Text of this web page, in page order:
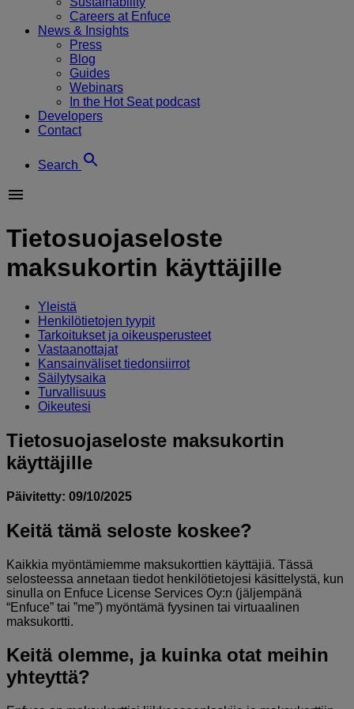
Careers at Enfuce
News & Insights
Press
Blog
Guides
Webinars
In the Hot Seat podcast
Developers
Contact
Search
Tietosuojaseloste
maksukortin käyttäjille
Yleistä
Henkilötietojen tyypit
Tarkoitukset ja oikeusperusteet
Vastaanottajat
Kansainväliset tiedonsiirrot
Säilytysaika
Turvallisuus
Oikeutesi
Tietosuojaseloste maksukortin
käyttäjille
Päivitetty: 09/10/2025
Keitä tämä seloste koskee?
Kaikkia myöntämiemme maksukorttien käyttäjiä. Tässä
selosteessa annetaan tiedot henkilötietojesi käsittelystä, kun
sinulla on Enfuce License Services Oy:n (jäljempänä
“Enfuce” tai ”me”) myöntämä fyysinen tai virtuaalinen
maksukortti.
Keitä olemme, ja kuinka otat meihin
yhteyttä?